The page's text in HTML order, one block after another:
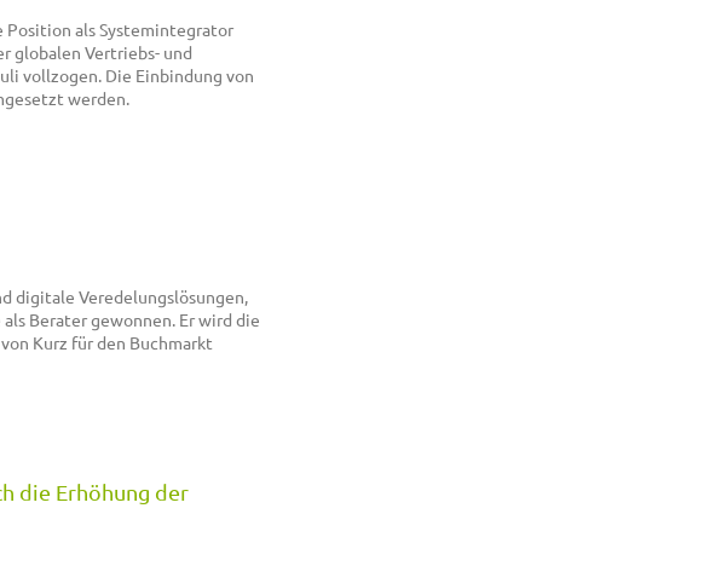
Position als Systemintegrator
globalen Vertriebs- und
vollzogen. Die Einbindung von
werden.
digitale Veredelungslösungen,
Berater gewonnen. Er wird die
Kurz für den Buchmarkt
die Erhöhung der